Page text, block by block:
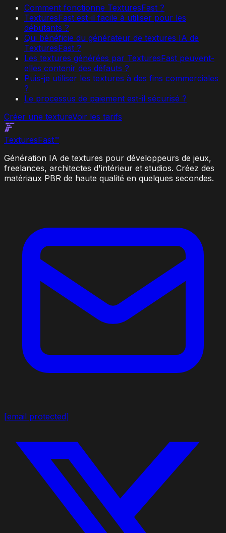
Comment fonctionne TexturesFast ?
TexturesFast est-il facile à utiliser pour les
débutants ?
Qui bénéficie du générateur de textures IA de
TexturesFast ?
Les textures générées par TexturesFast peuvent-
elles contenir des défauts ?
Puis-je utiliser les textures à des fins commerciales
?
Le processus de paiement est-il sécurisé ?
Créer une textureVoir les tarifs
TexturesFast™
Génération IA de textures pour développeurs de jeux,
freelances, architectes d'intérieur et studios. Créez des
matériaux PBR de haute qualité en quelques secondes.
[email protected]